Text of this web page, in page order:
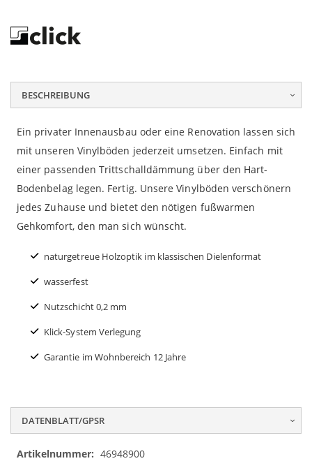
BESCHREIBUNG
Ein privater Innenausbau oder eine Renovation lassen sich
mit unseren Vinylböden jederzeit umsetzen. Einfach mit
einer passenden Trittschalldämmung über den Hart-
Bodenbelag legen. Fertig. Unsere Vinylböden verschönern
jedes Zuhause und bietet den nötigen fußwarmen
Gehkomfort, den man sich wünscht.
naturgetreue Holzoptik im klassischen Dielenformat
wasserfest
Nutzschicht 0,2 mm
Klick-System Verlegung
Garantie im Wohnbereich 12 Jahre
DATENBLATT/GPSR
Datenblatt/GPSR 46948900